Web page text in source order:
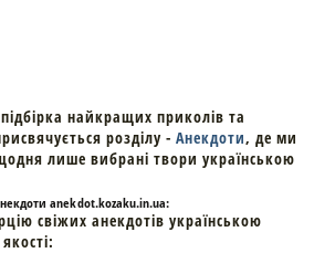
найкращих приколів та
розділу - Анекдоти, де ми
лише вибрані твори українською
anekdot.kozaku.in.ua:
свіжих анекдотів українською